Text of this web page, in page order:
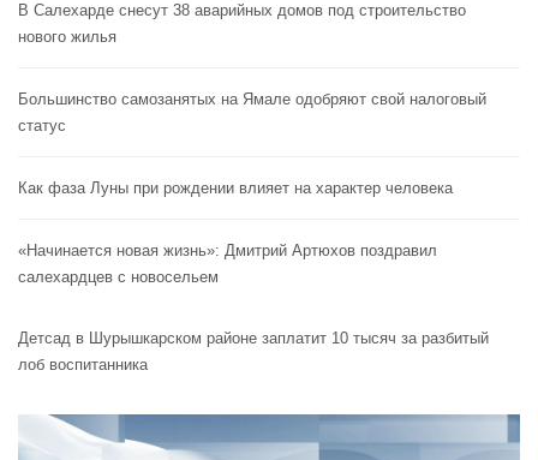
В Салехарде снесут 38 аварийных домов под строительство
нового жилья
Большинство самозанятых на Ямале одобряют свой налоговый
статус
Как фаза Луны при рождении влияет на характер человека
«Начинается новая жизнь»: Дмитрий Артюхов поздравил
салехардцев с новосельем
Детсад в Шурышкарском районе заплатит 10 тысяч за разбитый
лоб воспитанника